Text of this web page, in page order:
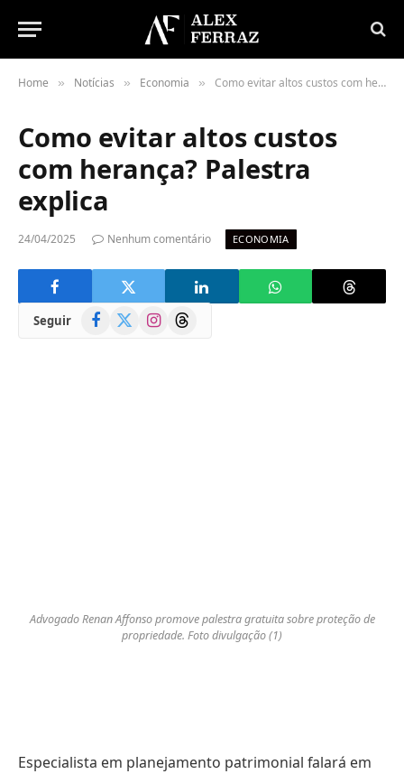
Home » Notícias » Economia » Como evitar altos custos com herança? Palestra explica
Como evitar altos custos
com herança? Palestra
explica
24/04/2025 Nenhum comentário ECONOMIA
Seguir Facebook
(Twitter)
InstagramThreads
Advogado Renan Affonso promove palestra gratuita sobre proteção de
propriedade. Foto divulgação (1)
Especialista em planejamento patrimonial falará em